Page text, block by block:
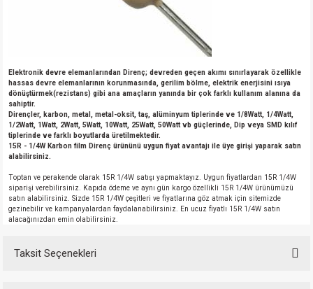
Elektronik devre elemanlarından Direnç; devreden geçen akımı sınırlayarak özellikle
hassas devre elemanlarının korunmasında, gerilim bölme, elektrik enerjisini ısıya
dönüştürmek(rezistans) gibi ana amaçların yanında bir çok farklı kullanım alanına da
sahiptir.
Dirençler, karbon, metal, metal-oksit, taş, alüminyum tiplerinde ve 1/8Watt, 1/4Watt,
1/2Watt, 1Watt, 2Watt, 5Watt, 10Watt, 25Watt, 50Watt vb güçlerinde, Dip veya SMD kılıf
tiplerinde ve farklı boyutlarda üretilmektedir.
15R - 1/4W Karbon film Direnç ürününü uygun fiyat avantajı ile üye girişi yaparak satın
alabilirsiniz.
Toptan ve perakende olarak 15R 1/4W satışı yapmaktayız. Uygun fiyatlardan 15R 1/4W
siparişi verebilirsiniz. Kapıda ödeme ve aynı gün kargo özellikli 15R 1/4W ürünümüzü
satın alabilirsiniz. Sizde 15R 1/4W çeşitleri ve fiyatlarına göz atmak için sitemizde
gezinebilir ve kampanyalardan faydalanabilirsiniz. En ucuz fiyatlı 15R 1/4W satın
alacağınızdan emin olabilirsiniz.
Taksit Seçenekleri